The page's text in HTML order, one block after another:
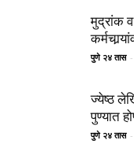
मुद्रांक व
पुणे २४ तास -
ज्येष्ठ
पुण्यात
पुणे २४ तास -